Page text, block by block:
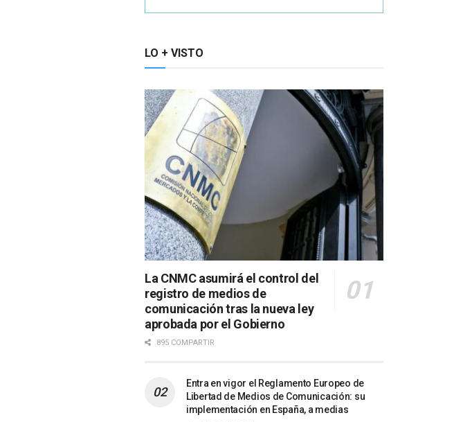
LO + VISTO
La CNMC asumirá el control del
registro de medios de
comunicación tras la nueva ley
aprobada por el Gobierno
895 COMPARTIR
Entra en vigor el Reglamento Europeo de
Libertad de Medios de Comunicación: su
implementación en España, a medias